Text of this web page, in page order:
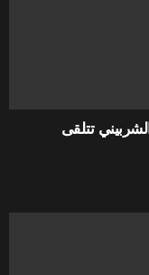
تتلقى